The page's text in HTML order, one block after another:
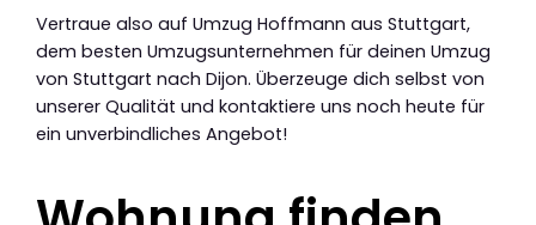
Vertraue also auf Umzug Hoffmann aus Stuttgart,
dem besten Umzugsunternehmen für deinen Umzug
von Stuttgart nach Dijon. Überzeuge dich selbst von
unserer Qualität und kontaktiere uns noch heute für
ein unverbindliches Angebot!